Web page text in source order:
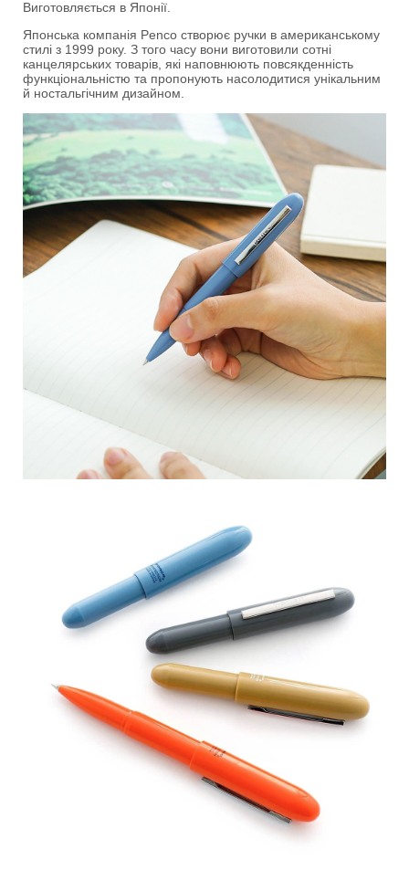
Виготовляється в Японії.
Японська компанія Penco створює ручки в американському
стилі з 1999 року. З того часу вони виготовили сотні
канцелярських товарів, які наповнюють повсякденність
функціональністю та пропонують насолодитися унікальним
й ностальгічним дизайном.